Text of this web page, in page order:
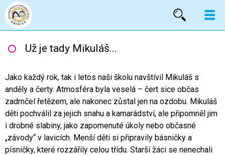
Už je tady Mikuláš...
Jako každý rok, tak i letos naši školu navštívil Mikuláš s
anděly a čerty. Atmosféra byla veselá – čert sice občas
zadrnčel řetězem, ale nakonec zůstal jen na ozdobu. Mikuláš
děti pochválil za jejich snahu a kamarádství, ale připomněl jim
i drobné slabiny, jako zapomenuté úkoly nebo občasné
„závody“ v lavicích. Menší děti si připravily básničky a
písničky, které rozzářily celou třídu. Starší žáci se nenechali